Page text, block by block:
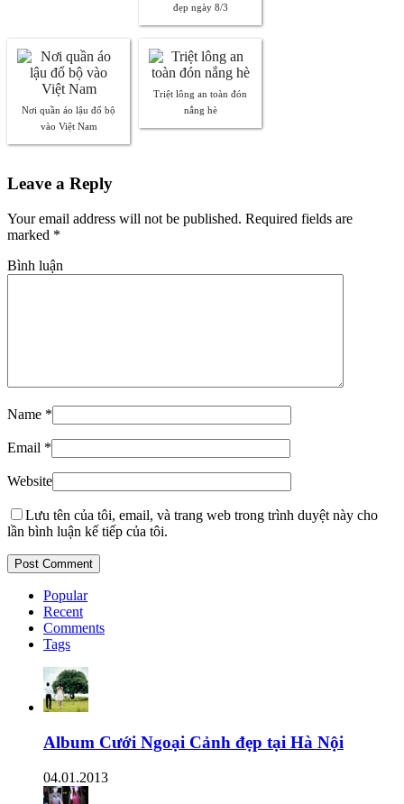
đẹp ngày 8/3
Nơi quần áo lậu đổ bộ
vào Việt Nam
Triệt lông an toàn đón
nắng hè
Leave a Reply
Your email address will not be published. Required fields are
marked *
Bình luận
Name *
Email *
Website
Lưu tên của tôi, email, và trang web trong trình duyệt này cho
lần bình luận kế tiếp của tôi.
Popular
Recent
Comments
Tags
Album Cưới Ngoại Cảnh đẹp tại Hà Nội
04.01.2013